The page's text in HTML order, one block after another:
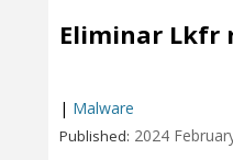
Eliminar Lkfr
| Malware
Published: 2024